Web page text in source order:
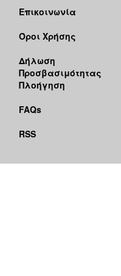
Επικοινωνία
Όροι Χρήσης
Δήλωση
Προσβασιμότητας
Πλοήγηση
FAQs
RSS